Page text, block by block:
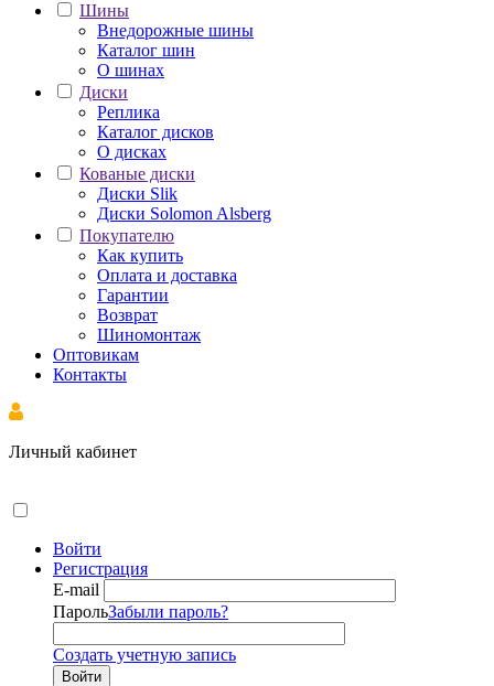
Шины
Внедорожные шины
Каталог шин
О шинах
Диски
Реплика
Каталог дисков
О дисках
Кованые диски
Диски Slik
Диски Solomon Alsberg
Покупателю
Как купить
Оплата и доставка
Гарантии
Возврат
Шиномонтаж
Оптовикам
Контакты
Личный кабинет
Войти
Регистрация
E-mail
ПарольЗабыли пароль?
Создать учетную запись
Войти